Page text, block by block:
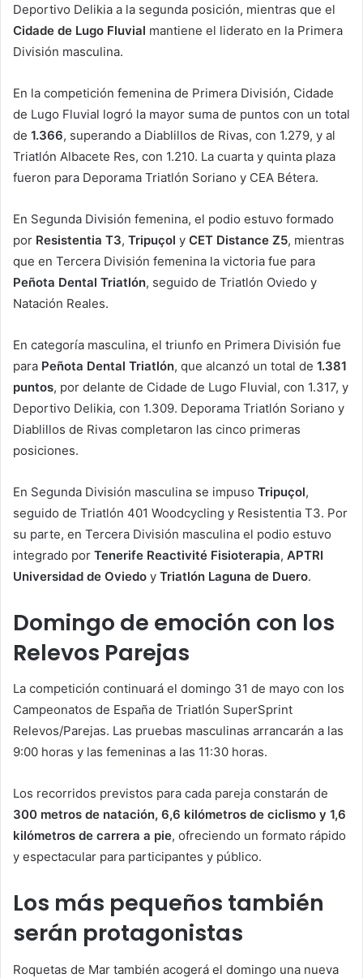
Deportivo Delikia a la segunda posición, mientras que el
Cidade de Lugo Fluvial mantiene el liderato en la Primera
División masculina.
En la competición femenina de Primera División, Cidade
de Lugo Fluvial logró la mayor suma de puntos con un total
de 1.366, superando a Diablillos de Rivas, con 1.279, y al
Triatlón Albacete Res, con 1.210. La cuarta y quinta plaza
fueron para Deporama Triatlón Soriano y CEA Bétera.
En Segunda División femenina, el podio estuvo formado
por Resistentia T3, Tripuçol y CET Distance Z5, mientras
que en Tercera División femenina la victoria fue para
Peñota Dental Triatlón, seguido de Triatlón Oviedo y
Natación Reales.
En categoría masculina, el triunfo en Primera División fue
para Peñota Dental Triatlón, que alcanzó un total de 1.381
puntos, por delante de Cidade de Lugo Fluvial, con 1.317, y
Deportivo Delikia, con 1.309. Deporama Triatlón Soriano y
Diablillos de Rivas completaron las cinco primeras
posiciones.
En Segunda División masculina se impuso Tripuçol,
seguido de Triatlón 401 Woodcycling y Resistentia T3. Por
su parte, en Tercera División masculina el podio estuvo
integrado por Tenerife Reactivité Fisioterapia, APTRI
Universidad de Oviedo y Triatlón Laguna de Duero.
Domingo de emoción con los
Relevos Parejas
La competición continuará el domingo 31 de mayo con los
Campeonatos de España de Triatlón SuperSprint
Relevos/Parejas. Las pruebas masculinas arrancarán a las
9:00 horas y las femeninas a las 11:30 horas.
Los recorridos previstos para cada pareja constarán de
300 metros de natación, 6,6 kilómetros de ciclismo y 1,6
kilómetros de carrera a pie, ofreciendo un formato rápido
y espectacular para participantes y público.
Los más pequeños también
serán protagonistas
Roquetas de Mar también acogerá el domingo una nueva